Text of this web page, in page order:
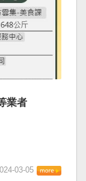
業者
03-05